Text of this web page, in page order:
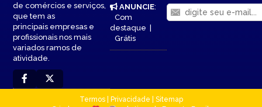
de comércios e serviços,
que tem as
principais empresas e
profissionais nos mais
variados ramos de
atividade.
ANUNCIE:
Com
destaque|
Grátis
Termos| Privacidade
Sitemap